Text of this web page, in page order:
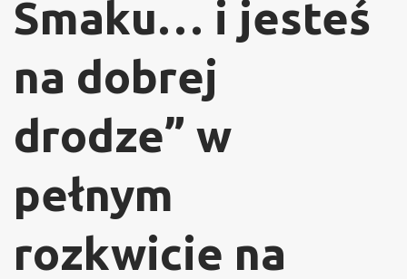
Smaku… i jesteś
na dobrej
drodze” w
pełnym
rozkwicie na